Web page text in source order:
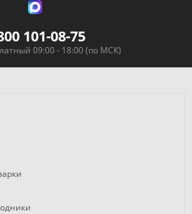
101-08-75
09:00 - 18:00 (по МСК)